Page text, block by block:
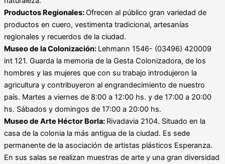
Productos Regionales: Ofrecen al público gran variedad de
productos en cuero, vestimenta tradicional, artesanías
regionales y recuerdos de la ciudad.
Museo de la Colonización: Lehmann 1546- (03496) 420009
int 121. Guarda la memoria de la Gesta Colonizadora, de los
hombres y las mujeres que con su trabajo introdujeron la
agricultura y contribuyeron al engrandecimiento de nuestro
país. Martes a viernes de 8:00 a 12:00 hs. y de 17:00 a 20:00
hs. Sábados y domingos de 17:00 a 20:00 hs.
Museo de Arte Héctor Borla: Rivadavia 2104. Situado en la
casa de la colonia la más antigua de la ciudad. Es sede
permanente de la asociación de artistas plásticos Esperanza.
En sus salas se realizan muestras de arte y una gran diversidad